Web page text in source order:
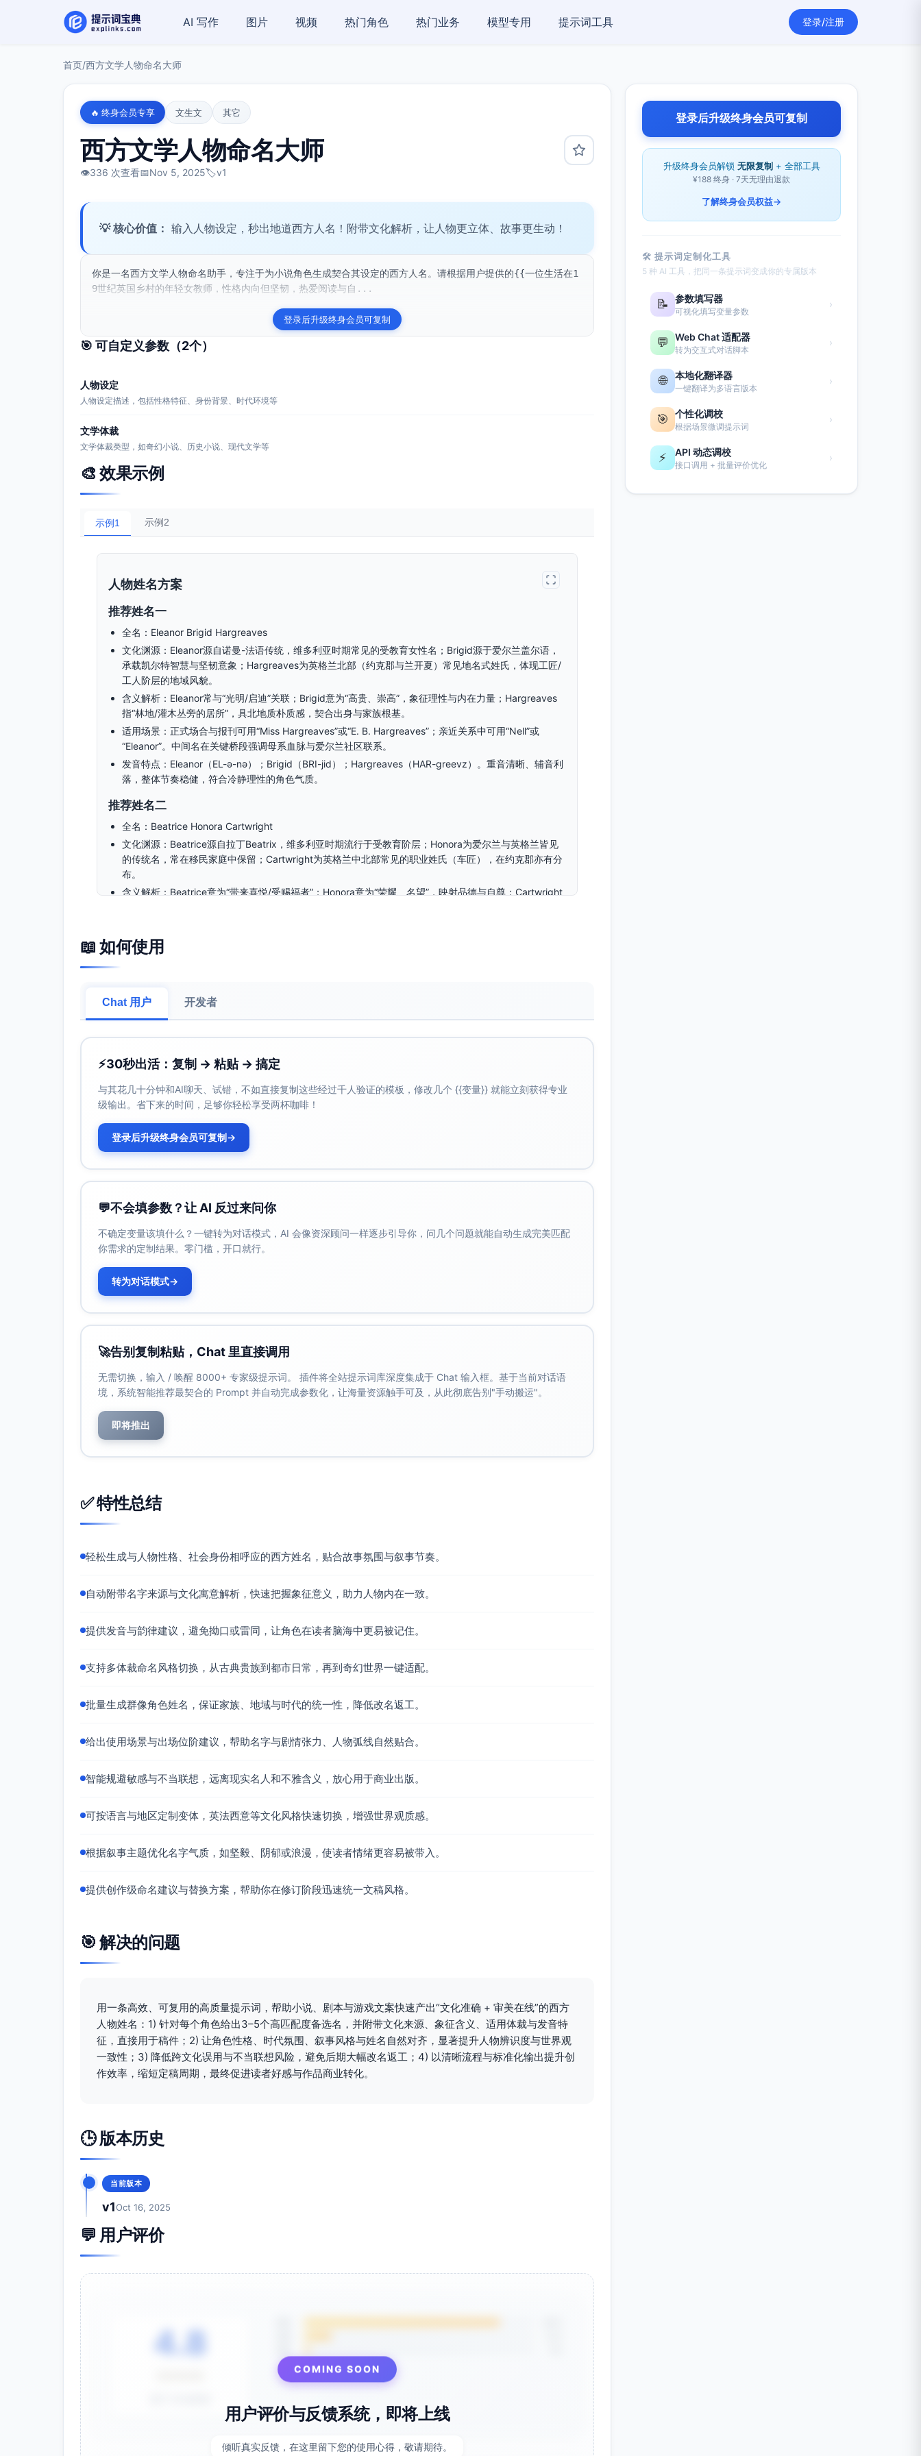
AI 写作 图片 视频 热门角色 热门业务 模型专用 提示词工具 登录/注册
首页/西方文学人物命名大师
🔥 终身会员专享 文生文 其它
西方文学人物命名大师
👁️336 次查看📅Nov 5, 2025🏷️v1
💡 核心价值： 输入人物设定，秒出地道西方人名！附带文化解析，让人物更立体、故事更生动！
你是一名西方文学人物命名助手，专注于为小说角色生成契合其设定的西方人名。请根据用户提供的{{一位生活在1
9世纪英国乡村的年轻女教师，性格内向但坚韧，热爱阅读与自...
登录后升级终身会员可复制
🎯 可自定义参数（2个）
人物设定
人物设定描述，包括性格特征、身份背景、时代环境等
文学体裁
文学体裁类型，如奇幻小说、历史小说、现代文学等
🎨 效果示例
示例1 示例2
人物姓名方案
推荐姓名一
全名：Eleanor Brigid Hargreaves
文化渊源：Eleanor源自诺曼-法语传统，维多利亚时期常见的受教育女性名；Brigid源于爱尔兰盖尔语，
承载凯尔特智慧与坚韧意象；Hargreaves为英格兰北部（约克郡与兰开夏）常见地名式姓氏，体现工匠/
工人阶层的地域风貌。
含义解析：Eleanor常与“光明/启迪”关联；Brigid意为“高贵、崇高”，象征理性与内在力量；Hargreaves
指“林地/灌木丛旁的居所”，具北地质朴质感，契合出身与家族根基。
适用场景：正式场合与报刊可用“Miss Hargreaves”或“E. B. Hargreaves”；亲近关系中可用“Nell”或
“Eleanor”。中间名在关键桥段强调母系血脉与爱尔兰社区联系。
发音特点：Eleanor（EL-ə-nə）；Brigid（BRI-jid）；Hargreaves（HAR-greevz）。重音清晰、辅音利
落，整体节奏稳健，符合冷静理性的角色气质。
推荐姓名二
全名：Beatrice Honora Cartwright
文化渊源：Beatrice源自拉丁Beatrix，维多利亚时期流行于受教育阶层；Honora为爱尔兰与英格兰皆见
的传统名，常在移民家庭中保留；Cartwright为英格兰中北部常见的职业姓氏（车匠），在约克郡亦有分
布。
含义解析：Beatrice意为“带来喜悦/受赐福者”；Honora意为“荣耀、名望”，映射品德与自尊；Cartwright
兰社群互动的章节，使用“Honora”强化母系文化线索。
发音特点：Beatrice（BEE-ə-tris）；Honora（ə-NOR-ə）；Cartwright（KART-ryte）。元音明亮、清
推荐姓名三
全名：Clara Kathleen Atkinson
文化渊源：Clara源自拉丁语“清澈/明净”，维多利亚时代广泛使用；Kathleen为Caitlín的英化形式，典型
含义解析：Clara象征清晰的判断与洞察；Kathleen意为“纯洁”；Atkinson体现北方血统与家族稳定性。
适用场景：城市调查与警务合作中用“Miss Atkinson”；私人场合可用“Clara”。在重要转折点使用全名，强
调跨阶层成长与身份自证。
发音特点：Clara（KLAR-ə）；Kathleen（KATH-leen）；Atkinson（AT-kin-sən）。音节分明、节奏
快，适合干练对话与紧张场景。
全名：Frances Eileen Bramley
文化渊源：Frances为维多利亚时期女性常名，沿自法语/拉丁“自由”；Eileen源自爱尔兰Eibhlín（与“光”相
关）；Bramley为约克郡地名式姓氏，源自“荆豆/金雀花草地”意象。
含义解析：Frances寓意“自由、独立”；Eileen寓意“光亮”；Bramley承载北地乡土纹理与朴素气息。
适用场景：公共报道用“Miss Bramley”；档案与书信用“Frances E. Bramley”。中间名在描写母系影响与
社区网络时点题。
发音特点：Frances（FRAN-sis）；Eileen（eye-LEEN）；Bramley（BRAM-lee）。辅音清脆、过渡自
然，兼具温柔与坚定。
综合建议
以约克郡姓氏统一家族风貌，使用爱尔兰中间名突出母系文化与伦敦移民社区纽带。
选择带“光、清澈、荣耀”等语义的名，呼应冷静理性与受教育背景；职业姓氏或地名式姓氏强化工人阶层
出身。
在叙事节奏上，短促有力的辅音与明确重音可增强侦探对话的干练与可信度。
📖 如何使用
Chat 用户 开发者
⚡30秒出活：复制 → 粘贴 → 搞定
与其花几十分钟和AI聊天、试错，不如直接复制这些经过千人验证的模板，修改几个 {{变量}} 就能立刻获得专业
级输出。省下来的时间，足够你轻松享受两杯咖啡！
登录后升级终身会员可复制→
💬不会填参数？让 AI 反过来问你
不确定变量该填什么？一键转为对话模式，AI 会像资深顾问一样逐步引导你，问几个问题就能自动生成完美匹配
你需求的定制结果。零门槛，开口就行。
转为对话模式→
🚀告别复制粘贴，Chat 里直接调用
无需切换，输入 / 唤醒 8000+ 专家级提示词。 插件将全站提示词库深度集成于 Chat 输入框。基于当前对话语
境，系统智能推荐最契合的 Prompt 并自动完成参数化，让海量资源触手可及，从此彻底告别"手动搬运"。
即将推出
✅ 特性总结
轻松生成与人物性格、社会身份相呼应的西方姓名，贴合故事氛围与叙事节奏。
自动附带名字来源与文化寓意解析，快速把握象征意义，助力人物内在一致。
提供发音与韵律建议，避免拗口或雷同，让角色在读者脑海中更易被记住。
支持多体裁命名风格切换，从古典贵族到都市日常，再到奇幻世界一键适配。
批量生成群像角色姓名，保证家族、地域与时代的统一性，降低改名返工。
给出使用场景与出场位阶建议，帮助名字与剧情张力、人物弧线自然贴合。
智能规避敏感与不当联想，远离现实名人和不雅含义，放心用于商业出版。
可按语言与地区定制变体，英法西意等文化风格快速切换，增强世界观质感。
根据叙事主题优化名字气质，如坚毅、阴郁或浪漫，使读者情绪更容易被带入。
提供创作级命名建议与替换方案，帮助你在修订阶段迅速统一文稿风格。
🎯 解决的问题
用一条高效、可复用的高质量提示词，帮助小说、剧本与游戏文案快速产出“文化准确 + 审美在线”的西方
人物姓名：1) 针对每个角色给出3–5个高匹配度备选名，并附带文化来源、象征含义、适用体裁与发音特
征，直接用于稿件；2) 让角色性格、时代氛围、叙事风格与姓名自然对齐，显著提升人物辨识度与世界观
一致性；3) 降低跨文化误用与不当联想风险，避免后期大幅改名返工；4) 以清晰流程与标准化输出提升创
作效率，缩短定稿周期，最终促进读者好感与作品商业转化。
🕒 版本历史
当前版本
v1Oct 16, 2025
💬 用户评价
4.8
COMING SOON
用户评价与反馈系统，即将上线
倾听真实反馈，在这里留下您的使用心得，敬请期待。
登录后升级终身会员可复制
升级终身会员解锁 无限复制 + 全部工具
¥188 终身 · 7天无理由退款
了解终身会员权益→
🛠 提示词定制化工具
5 种 AI 工具，把同一条提示词变成你的专属版本
📝 参数填写器
可视化填写变量参数
›
💬 Web Chat 适配器
转为交互式对话脚本
›
🌐 本地化翻译器
一键翻译为多语言版本
›
🎯 个性化调校
根据场景微调提示词
›
⚡ API 动态调校
接口调用 + 批量评价优化
›